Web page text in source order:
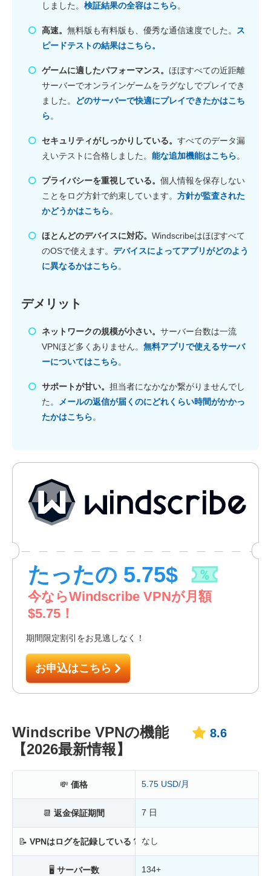
しました。 検証結果の全容はこちら。
高速。 無料版も有料版も、優秀な通信速度でした。 ス
ピードテストの結果はこちら。
ゲームに適したパフォーマンス。 ほぼすべての近距離
サーバーでオンラインゲームをラグなしでプレイでき
ました。
どのサーバーで快適にプレイできたかはこち
ら。
セキュリティがしっかりしている。 すべてのデータ漏
えいテストに合格しました。 能な追加機能はこちら。
プライバシーを重視している。 個人情報を保存しない
ことをログ方針で約束しています。 方針が監査された
かどうかはこちら。
ほとんどのデバイスに対応。 Windscribeはほぼすべて
のOSで使えます。 デバイスによってアプリがどのよう
に異なるかはこちら。
デメリット
ネットワークの規模が小さい。 サーバー台数は一流
VPNほど多くありません。 無料アプリで使えるサーバ
ーについてはこちら。
サポートが甘い。 担当者になかなか繋がりませんでし
た。 メールの返信が届くのにどれくらい時間がかかっ
たかはこちら。
たったの 5.75$
今ならWindscribe VPNが月額
$5.75 ！
期間限定割引をお見逃しなく！
お申込はこちら
Windscribe VPNの機能
【2026最新情報】
8.6
💸 価格 5.75 USD/月
📆 返金保証期間 7 日
📝 VPNはログを記録している？ なし
🖥 サーバー数 134+